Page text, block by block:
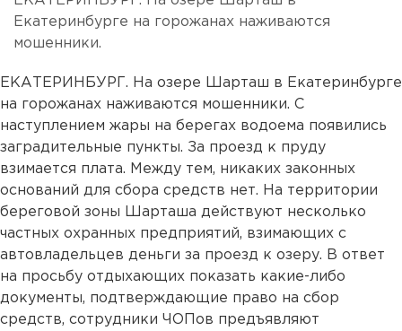
Екатеринбурге на горожанах наживаются
мошенники.
ЕКАТЕРИНБУРГ. На озере Шарташ в Екатеринбурге
на горожанах наживаются мошенники. С
наступлением жары на берегах водоема появились
заградительные пункты. За проезд к пруду
взимается плата. Между тем, никаких законных
оснований для сбора средств нет. На территории
береговой зоны Шарташа действуют несколько
частных охранных предприятий, взимающих с
автовладельцев деньги за проезд к озеру. В ответ
на просьбу отдыхающих показать какие-либо
документы, подтверждающие право на сбор
средств, сотрудники ЧОПов предъявляют